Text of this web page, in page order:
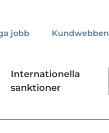
Regelverk
jobb Kundwebben
Internationella
sanktioner